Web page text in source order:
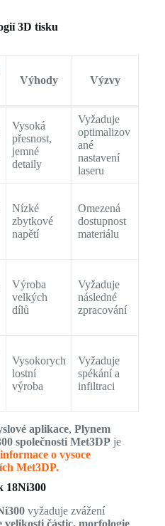
3D tisku
Výhody Výzvy
Vysoká
přesnost,
jemné
detaily
Vyžaduje
optimalizov
ané
nastavení
laseru
Nízké
zbytkové
napětí
Omezená
dostupnost
materiálu
Výroba
velkých
dílů
Vyžaduje
následné
zpracování
Vysokorych
lostní
výroba
Vyžaduje
spékání a
infiltraci
aplikace, Plynem
společnosti Met3DPje
o vysoce
Met3DP.
18Ni300
vyžaduje zvážení
velikosti částic, morfologie